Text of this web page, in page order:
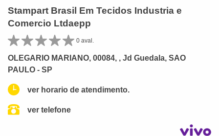
Stampart Brasil Em Tecidos Industria e
Comercio Ltdaepp
0 aval.
OLEGARIO MARIANO, 00084, , Jd Guedala, SAO
PAULO - SP
ver horario de atendimento.
ver telefone